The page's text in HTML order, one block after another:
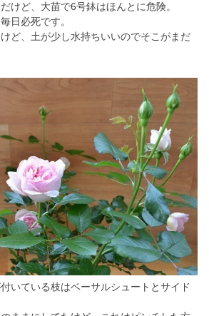
けど、大苗で6号鉢はほんとに危険。
日必死です。
ど、土が少し水持ちいいのでそこがまだ
いている枝はベーサルシュートとサイド